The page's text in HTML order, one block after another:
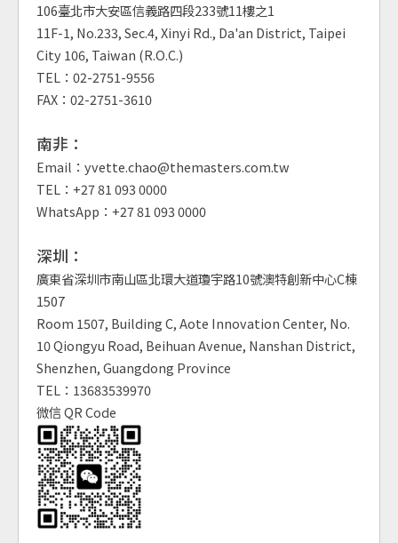
106臺北市大安區信義路四段233號11樓之1
11F-1, No.233, Sec.4, Xinyi Rd., Da'an District, Taipei
City 106, Taiwan (R.O.C.)
TEL：02-2751-9556
FAX：02-2751-3610
南非：
Email：yvette.chao@themasters.com.tw
TEL：+27 81 093 0000
WhatsApp：+27 81 093 0000
深圳：
廣東省深圳市南山區北環大道瓊宇路10號澳特創新中心C棟
1507
Room 1507, Building C, Aote Innovation Center, No.
10 Qiongyu Road, Beihuan Avenue, Nanshan District,
Shenzhen, Guangdong Province
TEL：13683539970
微信 QR Code